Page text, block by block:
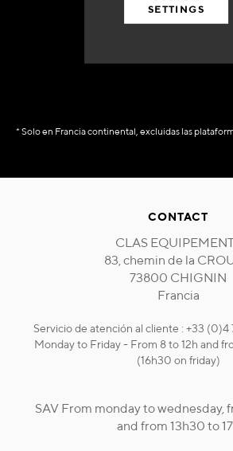
SETTINGS
* Solo en Francia continental, excluidas las
CONTACT
CLAS
83, chemin de la
73800 CHIGNIN
Francia
Servicio de atención al cliente : +33 (0)4
Monday to Friday - From 8 to 12h and
(16h30 on friday)
SAV From monday to wednesday,
and from 13h30 to